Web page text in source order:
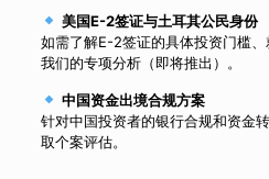
美国E-2签证与土耳其公民身份
如需了解E-2签证的具体投资门槛
我们的专项分析（即将推出）。
中国资金出境合规方案
针对中国投资者的银行合规和资金
取个案评估。